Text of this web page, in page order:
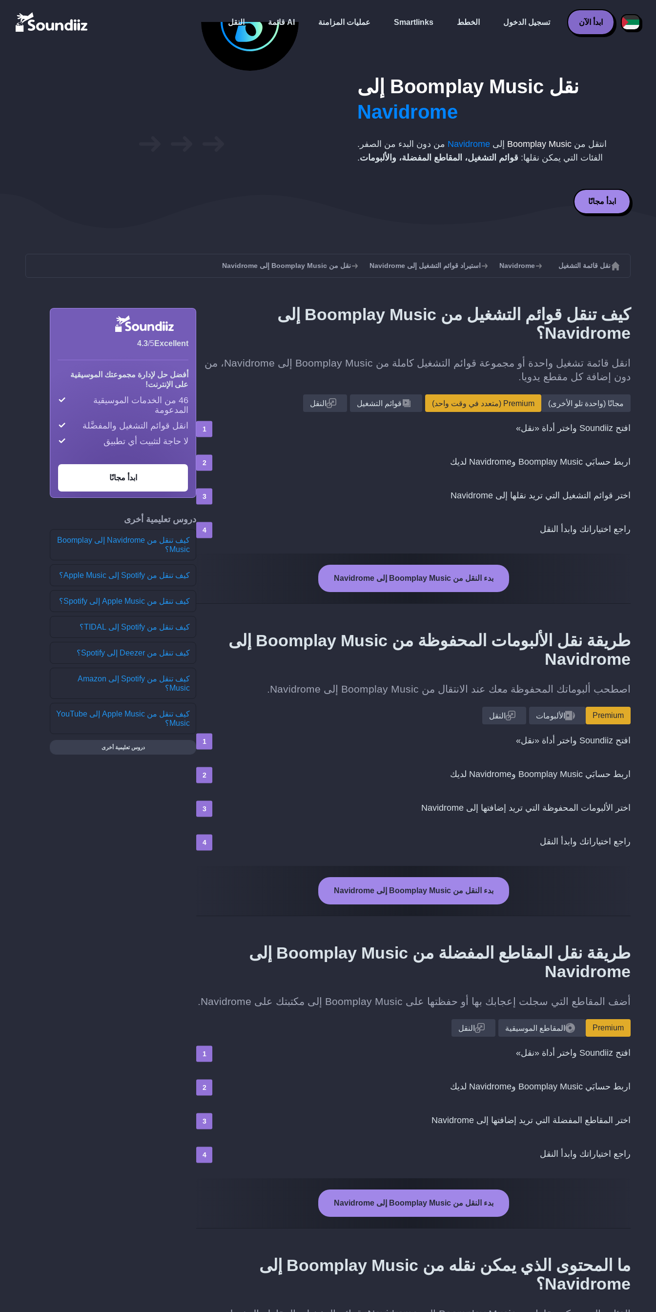
النقل قائمة AI عمليات المزامنة Smartlinks الخطط تسجيل الدخول ابدأ الآن
نقل Boomplay Music إلى
Navidrome
انتقل من Boomplay Music إلى Navidrome من دون البدء من الصفر.
الفئات التي يمكن نقلها: قوائم التشغيل، المقاطع المفضلة، والألبومات.
ابدأ مجانًا
نقل قائمة التشغيل Navidrome استيراد قوائم التشغيل إلى Navidrome نقل من Boomplay Music إلى Navidrome
كيف تنقل قوائم التشغيل من Boomplay Music إلى
Navidrome؟
انقل قائمة تشغيل واحدة أو مجموعة قوائم التشغيل كاملة من Boomplay Music إلى Navidrome، من
دون إضافة كل مقطع يدويا.
مجانًا (واحدة تلو الأخرى) Premium (متعدد في وقت واحد) قوائم التشغيل النقل
افتح Soundiiz واختر أداة «نقل»
اربط حسابَي Boomplay Music وNavidrome لديك
اختر قوائم التشغيل التي تريد نقلها إلى Navidrome
راجع اختياراتك وابدأ النقل
بدء النقل من Boomplay Music إلى Navidrome
طريقة نقل الألبومات المحفوظة من Boomplay Music إلى
Navidrome
اصطحب ألبوماتك المحفوظة معك عند الانتقال من Boomplay Music إلى Navidrome.
Premium الألبومات النقل
افتح Soundiiz واختر أداة «نقل»
اربط حسابَي Boomplay Music وNavidrome لديك
اختر الألبومات المحفوظة التي تريد إضافتها إلى Navidrome
راجع اختياراتك وابدأ النقل
بدء النقل من Boomplay Music إلى Navidrome
طريقة نقل المقاطع المفضلة من Boomplay Music إلى
Navidrome
أضف المقاطع التي سجلت إعجابك بها أو حفظتها على Boomplay Music إلى مكتبتك على Navidrome.
Premium المقاطع الموسيقية النقل
افتح Soundiiz واختر أداة «نقل»
اربط حسابَي Boomplay Music وNavidrome لديك
اختر المقاطع المفضلة التي تريد إضافتها إلى Navidrome
راجع اختياراتك وابدأ النقل
بدء النقل من Boomplay Music إلى Navidrome
ما المحتوى الذي يمكن نقله من Boomplay Music إلى
Navidrome؟
Excellent
4.3/5
أفضل حل لإدارة مجموعتك الموسيقية
على الإنترنت!
46 من الخدمات الموسيقية
المدعومة
انقل قوائم التشغيل والمفضَّلة
لا حاجة لتثبيت أي تطبيق
ابدأ مجانًا
دروس تعليمية أخرى
كيف تنقل من Navidrome إلى Boomplay
Music؟
كيف تنقل من Spotify إلى Apple Music؟
كيف تنقل من Apple Music إلى Spotify؟
كيف تنقل من Spotify إلى TIDAL؟
كيف تنقل من Deezer إلى Spotify؟
كيف تنقل من Spotify إلى Amazon
Music؟
كيف تنقل من Apple Music إلى YouTube
Music؟
دروس تعليمية أخرى